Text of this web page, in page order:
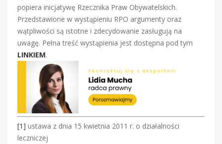
popiera inicjatywę Rzecznika Praw Obywatelskich.
Przedstawione w wystąpieniu RPO argumenty oraz
wątpliwości są istotne i zdecydowanie zasługują na
uwagę. Pełna treść wystąpienia jest dostępna pod tym
LINKIEM.
[1] ustawa z dnia 15 kwietnia 2011 r. o działalności
leczniczej